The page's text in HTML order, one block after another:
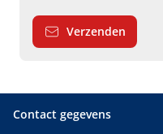
Verzenden
Contact gegevens